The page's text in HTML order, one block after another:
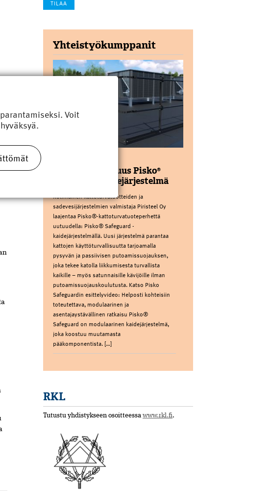
Yhteistyökumppanit
Kattoturvauutuus Pisko®
Safeguard kaidejärjestelmä
Kotimainen kattoturvatuotteiden ja
sadevesijärjestelmien valmistaja Piristeel Oy
laajentaa Pisko®-kattoturvatuoteperhettä
uutuudella: Pisko® Safeguard -
kaidejärjestelmällä. Uusi järjestelmä parantaa
kattojen käyttöturvallisuutta tarjoamalla
pysyvän ja passiivisen putoamissuojauksen,
joka tekee katolla liikkumisesta turvallista
kaikille – myös satunnaisille kävijöille ilman
putoamissuojauskoulutusta. Katso Pisko
Safeguardin esittelyvideo: Helposti kohteisiin
toteutettava, modulaarinen ja
asentajaystävällinen ratkaisu Pisko®
Safeguard on modulaarinen kaidejärjestelmä,
joka koostuu muutamasta
pääkomponentista. […]
RKL
Tutustu yhdistykseen osoitteessa www.rkl.fi.
Voit